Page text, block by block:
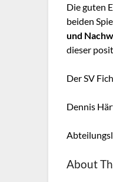
Die guten
beiden
und
dieser
Der SV
Dennis
About